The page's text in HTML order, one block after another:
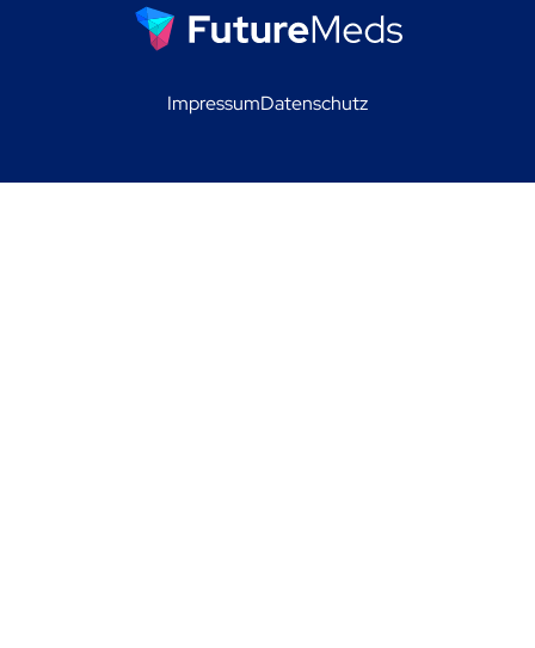
ImpressumDatenschutz